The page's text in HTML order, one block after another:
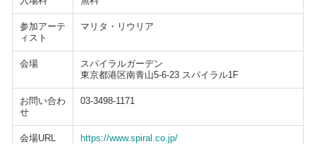
参加アーテ
ィスト
マリタ・リウリア
会場
スパイラルガーデン
東京都港区南青山5-6-23 スパイラル1F
お問い合わ
せ
03-3498-1171
会場URL https://www.spiral.co.jp/